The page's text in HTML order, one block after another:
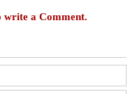
write a Comment.